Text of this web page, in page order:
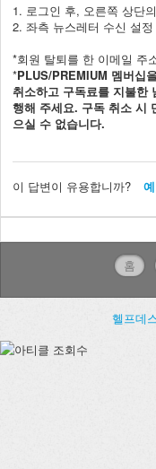
1. 로그인 후, 오른쪽 상단의
2. 좌측 뉴스레터 수신 설
*회원 탈퇴를 한 이메일 주
*PLUS/PREMIUM 멤버십
취소하고 구독료를 지불한
행해 주세요. 구독 취소 시
으실 수 없습니다.
이 답변이 유용합니까? 예
홈
헬프데